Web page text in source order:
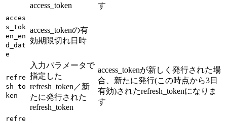
access_token
す
acces
s_tok
en_en
d_dat
e
access_tokenの有
効期限切れ日時
refre
sh_to
ken
入力パラメータで
指定した
refresh_token／新
たに発行された
refresh_token
access_tokenが新しく発行された場
合、新たに発行(この時点から3日
有効)されたrefresh_tokenになりま
す
refre